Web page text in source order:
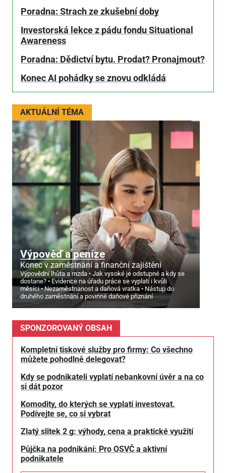
Poradna: Strach ze zkušební doby
Investorská lekce z pádu fondu Situational
Awareness
Poradna: Dědictví bytu. Prodat? Pronajmout?
Konec AI pohádky se znovu odkládá
AKTUÁLNÍ TÉMA
Výpověď a peníze
Konec v zaměstnání a finanční zajištění
Výpovědní lhůta a mzda
Jak vysoké je odstupné a kdy se
dostane?
Evidence na úřadu práce se vyplatí i kvůli
měsíci
Nezaměstnanost a daňová vratka
Nástup do
druhého zaměstnání a povinné daňové přiznání
SPONZOROVANÝ OBSAH
Kompletní tiskové služby pro firmy: Co všechno
můžete pohodlně delegovat?
Kdy se podnikateli vyplatí nebankovní úvěr a na co
si dát pozor
Komodity, do kterých se vyplatí investovat.
Podívejte se, co si vybrat
Zlatý slitek 2 g: výhody, cena a praktické využití
Půjčka na podnikání: Pro OSVČ a aktivní
podnikatele